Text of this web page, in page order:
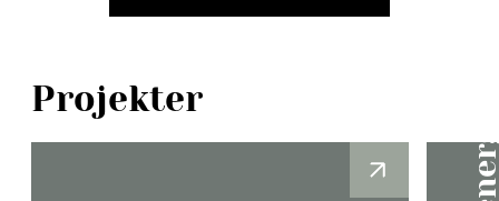
Projekter
Læs mere